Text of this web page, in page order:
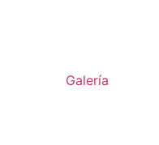
Galería